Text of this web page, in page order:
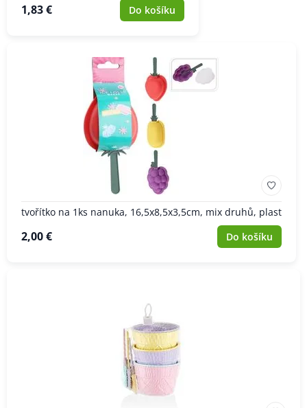
1,83 € Do košíku
tvořítko na 1ks nanuka, 16,5x8,5x3,5cm, mix druhů, plast
2,00 € Do košíku